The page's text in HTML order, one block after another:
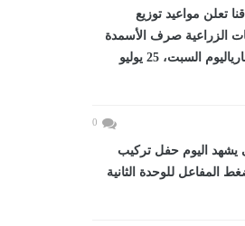
تعلن مواعيد توزيع
الزراعية صرف الأسمدة
خلال الأسبوع الجارياليوم السبت، 25 يوليو
0
يشهد اليوم حفل تركيب
المفاعل للوحدة الثانية